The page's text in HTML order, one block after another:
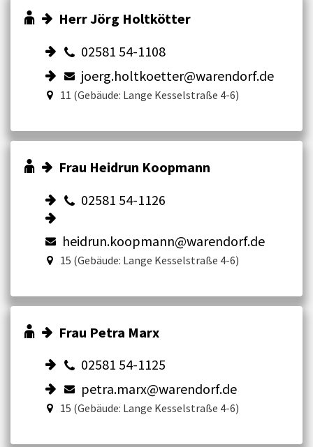
Herr Jörg Holtkötter
02581 54-1108
joerg.holtkoetter@warendorf.de
11 (Gebäude: Lange Kesselstraße 4-6)
Frau Heidrun Koopmann
02581 54-1126
heidrun.koopmann@warendorf.de
15 (Gebäude: Lange Kesselstraße 4-6)
Frau Petra Marx
02581 54-1125
petra.marx@warendorf.de
15 (Gebäude: Lange Kesselstraße 4-6)